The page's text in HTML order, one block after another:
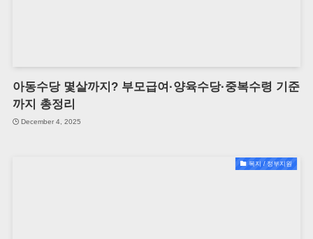
아동수당 몇살까지? 부모급여·양육수당·중복수령 기준
까지 총정리
December 4, 2025
복지 / 정부지원